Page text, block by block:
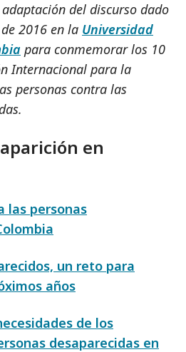
del discurso dado
2016 en la Universidad
para conmemorar los 10
Internacional para la
personas contra las
en
las personas
un reto para
años
de los
desaparecidas en